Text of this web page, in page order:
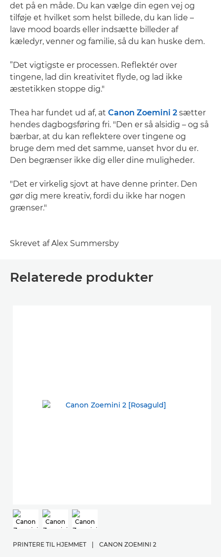
det på en måde. Du kan vælge din egen vej og
tilføje et hvilket som helst billede, du kan lide –
lave mood boards eller indsætte billeder af
kæledyr, venner og familie, så du kan huske dem.
”Det vigtigste er processen. Reflektér over
tingene, lad din kreativitet flyde, og lad ikke
æstetikken stoppe dig."
Thea har fundet ud af, at Canon Zoemini 2 sætter
hendes dagbogsføring fri. "Den er så alsidig – og så
bærbar, at du kan reflektere over tingene og
bruge dem med det samme, uanset hvor du er.
Den begrænser ikke dig eller dine muligheder.
"Det er virkelig sjovt at have denne printer. Den
gør dig mere kreativ, fordi du ikke har nogen
grænser."
Skrevet af Alex Summersby
Relaterede produkter
PRINTERE TIL HJEMMET | CANON ZOEMINI 2